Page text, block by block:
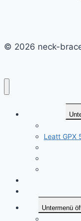
© 2026 neck-
Leatt GPX
Untermenü